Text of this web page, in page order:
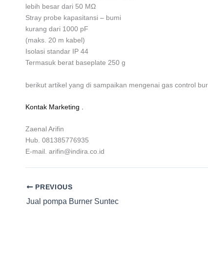
lebih besar dari 50 MΩ
Stray probe kapasitansi – bumi
kurang dari 1000 pF
(maks. 20 m kabel)
Isolasi standar IP 44
Termasuk berat baseplate 250 g
berikut artikel yang di sampaikan mengenai gas control
Kontak Marketing .
Zaenal Arifin
Hub. 081385776935
E-mail. arifin@indira.co.id
PREVIOUS
Jual pompa Burner Suntec